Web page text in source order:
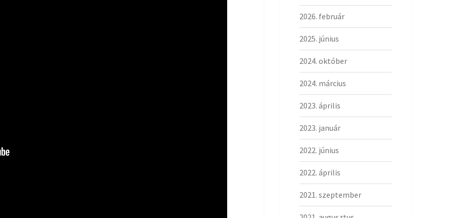
2026. február
2025. június
2024. október
2024. március
2023. április
2023. január
2022. június
2022. április
2021. szeptember